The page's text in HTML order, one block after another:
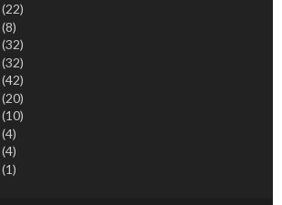
(22)
(8)
(32)
(32)
(42)
(20)
(10)
(4)
(4)
(1)